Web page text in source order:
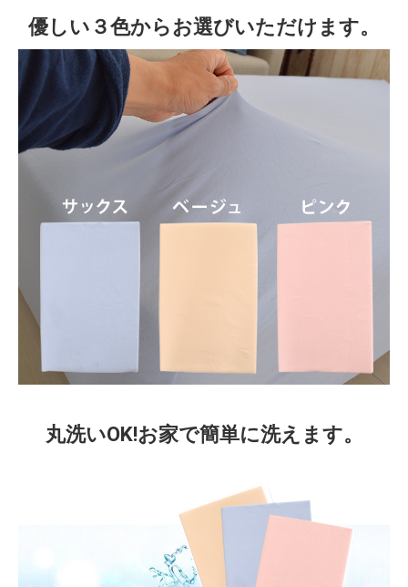
優しい ３色からお選びいただけます。
丸洗いOK!お家で簡単に洗えます。